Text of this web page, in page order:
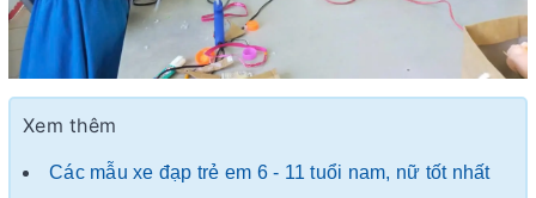
Xem thêm
Các mẫu xe đạp trẻ em 6 - 11 tuổi nam, nữ tốt nhất